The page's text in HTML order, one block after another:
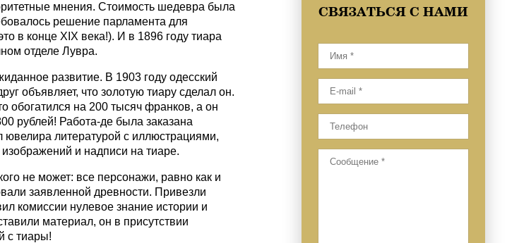
мнения. Стоимость шедевра была
решение парламента для
в конце XIX века!). И в 1896 году тиара
отделе Лувра.
развитие. В 1903 году одесский
объявляет, что золотую тиару сделал он.
обогатился на 200 тысяч франков, а он
рублей! Работа-де была заказана
ювелира литературой с иллюстрациями,
и надписи на тиаре.
не может: все персонажи, равно как и
заявленной древности. Привезли
комиссии нулевое знание истории и
материал, он в присутствии
с тиары!
СВЯЗАТЬСЯ С НАМИ